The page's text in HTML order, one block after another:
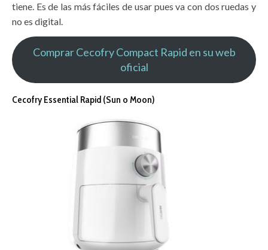
tiene. Es de las más fáciles de usar pues va con dos ruedas y
no es digital.
Comprar Cecofry Compact Rapid en su web
oficial
Cecofry Essential Rapid (Sun o Moon)